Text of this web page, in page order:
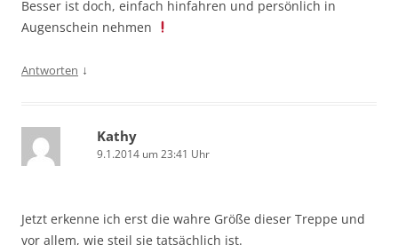
Besser ist doch, einfach hinfahren und persönlich in
Augenschein nehmen
Antworten ↓
Kathy
9.1.2014 um 23:41 Uhr
Jetzt erkenne ich erst die wahre Größe dieser Treppe und
vor allem, wie steil sie tatsächlich ist.